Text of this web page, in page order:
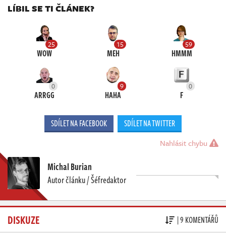
LÍBIL SE TI ČLÁNEK?
25
WOW
15
MEH
59
HMMM
0
ARRGG
9
HAHA
0
F
SDÍLET NA FACEBOOK SDÍLET NA TWITTER
Nahlásit chybu
Michal Burian
Autor článku / Šéfredaktor
DISKUZE | 9 KOMENTÁŘŮ